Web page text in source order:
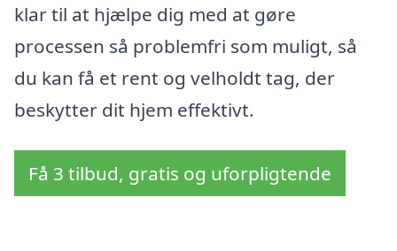
klar til at hjælpe dig med at gøre
processen så problemfri som muligt, så
du kan få et rent og velholdt tag, der
beskytter dit hjem effektivt.
Få 3 tilbud, gratis og uforpligtende